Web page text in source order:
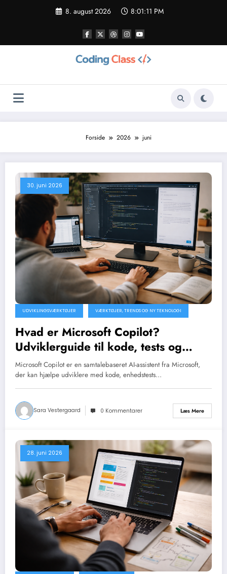
8. august 2026 8:01:12 PM
Forside 2026 juni
30. juni 2026
UDVIKLINGSVÆRKTØJER VÆRKTØJER, TRENDS OG NY TEKNOLOGI
Hvad er Microsoft Copilot?
Udviklerguide til kode, tests og
dokumentation
Microsoft Copilot er en samtalebaseret AI-assistent fra Microsoft,
der kan hjælpe udviklere med kode, enhedstests…
Sara Vestergaard 0 Kommentarer Læs Mere
28. juni 2026